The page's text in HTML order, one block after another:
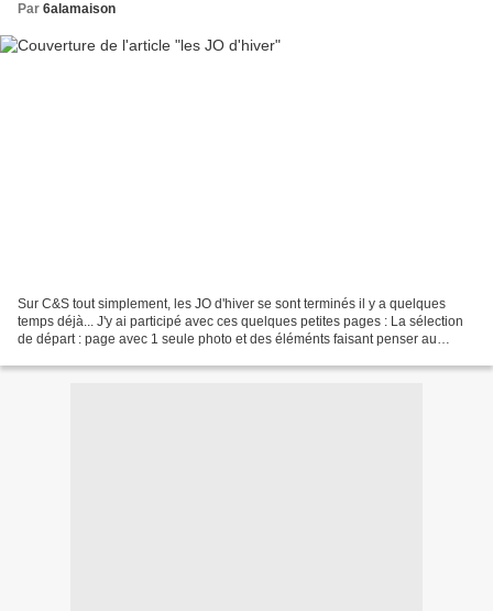
Par 6alamaison
Sur C&S tout simplement, les JO d'hiver se sont terminés il y a quelques
temps déjà... J'y ai participé avec ces quelques petites pages : La sélection
de départ : page avec 1 seule photo et des éléménts faisant penser au